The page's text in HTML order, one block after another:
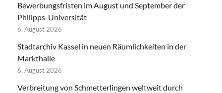
Bewerbungsfristen im August und September der
Philipps-Universität
6. August 2026
Stadtarchiv Kassel in neuen Räumlichkeiten in der
Markthalle
6. August 2026
Verbreitung von Schmetterlingen weltweit durch